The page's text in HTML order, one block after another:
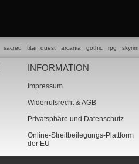
sacred titan quest arcania gothic rpg skyrim
INFORMATION
Impressum
Widerrufsrecht & AGB
Privatsphäre und Datenschutz
Online-Streitbeilegungs-Plattform
der EU